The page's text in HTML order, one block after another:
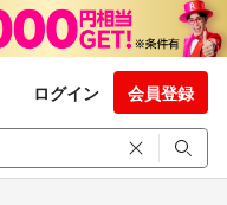
ログイン 会員登録